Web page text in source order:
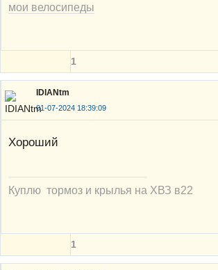
мои велосипеды
1
IDIANtm
01-07-2024 18:39:09
Хороший
Куплю тормоз и крылья на ХВЗ в22
1